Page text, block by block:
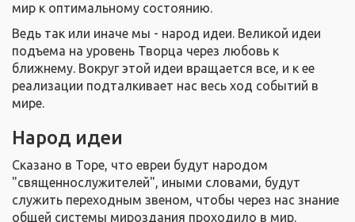
мир к оптимальному состоянию.
Ведь так или иначе мы - народ идеи. Великой идеи
подъема на уровень Творца через любовь к
ближнему. Вокруг этой идеи вращается все, и к ее
реализации подталкивает нас весь ход событий в
мире.
Народ идеи
Сказано в Торе, что евреи будут народом
"священнослужителей", иными словами, будут
служить переходным звеном, чтобы через нас знание
общей системы мироздания проходило в мир.